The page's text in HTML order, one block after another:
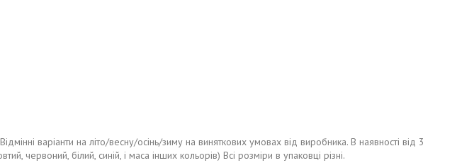
варіанти на літо/весну/осінь/зиму на виняткових умовах від виробника. В наявності від 3
червоний, білий, синій, і маса інших кольорів) Всі розміри в упаковці різні.